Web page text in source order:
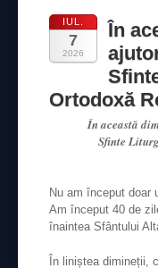
IUL.
7
2026
În
Ortodoxă
În această
Sfinte
Nu am început doar
Am început 40 de
înaintea Sfântului
În liniștea dimineții,